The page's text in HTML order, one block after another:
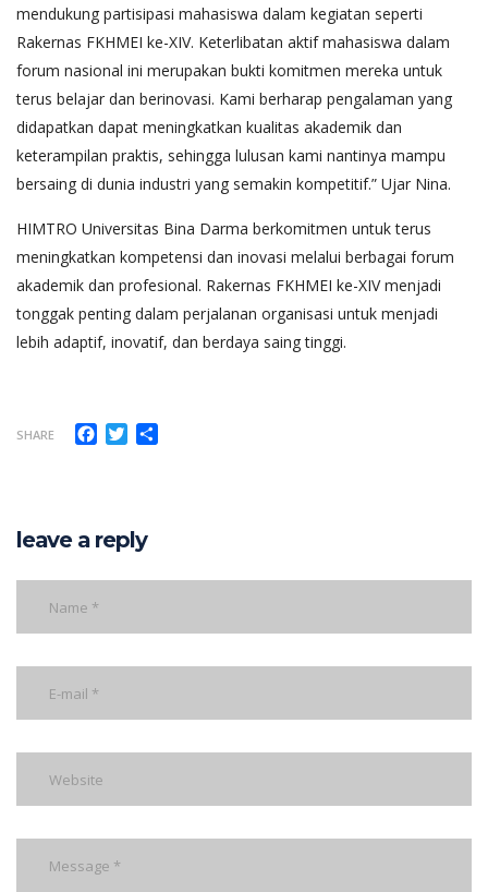
mendukung partisipasi mahasiswa dalam kegiatan seperti
Rakernas FKHMEI ke-XIV. Keterlibatan aktif mahasiswa dalam
forum nasional ini merupakan bukti komitmen mereka untuk
terus belajar dan berinovasi. Kami berharap pengalaman yang
didapatkan dapat meningkatkan kualitas akademik dan
keterampilan praktis, sehingga lulusan kami nantinya mampu
bersaing di dunia industri yang semakin kompetitif.” Ujar Nina.
HIMTRO Universitas Bina Darma berkomitmen untuk terus
meningkatkan kompetensi dan inovasi melalui berbagai forum
akademik dan profesional. Rakernas FKHMEI ke-XIV menjadi
tonggak penting dalam perjalanan organisasi untuk menjadi
lebih adaptif, inovatif, dan berdaya saing tinggi.
SHARE Facebook
Twitter
leave a reply